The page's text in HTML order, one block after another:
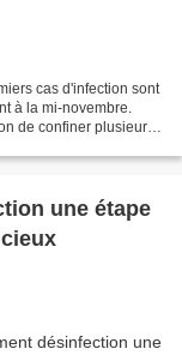
cas d'infection sont
à la mi-novembre.
de confiner plusieurs